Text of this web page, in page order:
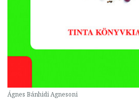
Ágnes Bánhidi Agnesoni